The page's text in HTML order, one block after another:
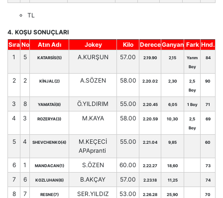
TL
4. KOŞU SONUÇLARI
Sıra No Atın Adı Jokey Kilo DereceGanyan Fark Hnd.
1
5 KATARSİS(5) A.KURŞUN 57.00 2.19.90 2,15
Yarım
Boy
84
2 2 KİNJAL(2) A.SÖZEN 58.00 2.20.02 2,30
2,5
Boy
90
3 8 YAMATAİ(8) Ö.YILDIRIM 55.00 2.20.45 6,05 1 Boy 71
4 3 ROZERYA(3) M.KAYA 58.00 2.20.59 10,30
2,5
Boy
69
5 4 SHEVCHENKO(4)
M.KEÇECİ
APApranti
55.00 2.21.04 9,85 60
6 1 MANDACAN(1) S.ÖZEN 60.00 2.22.27 18,60 73
7 6 KOZLUHAN(6) B.AKÇAY 57.00 2.23.18 11,25 74
8 7 RESNE(7)
SER.YILDIZ
53.00 2.26.28 25,90 70